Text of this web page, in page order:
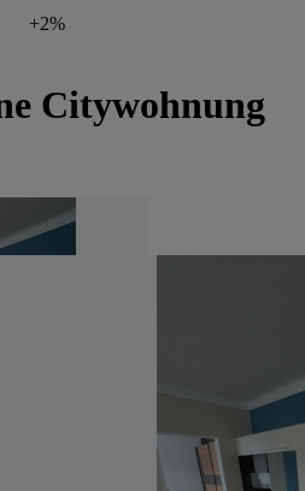
+2%
Citywohnung